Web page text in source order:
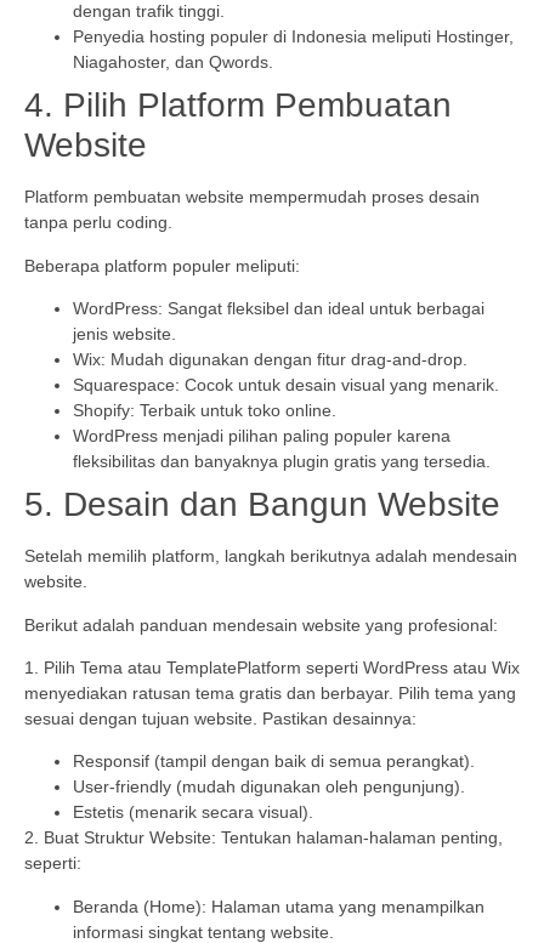
dengan trafik tinggi.
Penyedia hosting populer di Indonesia meliputi Hostinger,
Niagahoster, dan Qwords.
4. Pilih Platform Pembuatan
Website
Platform pembuatan website mempermudah proses desain
tanpa perlu coding.
Beberapa platform populer meliputi:
WordPress: Sangat fleksibel dan ideal untuk berbagai
jenis website.
Wix: Mudah digunakan dengan fitur drag-and-drop.
Squarespace: Cocok untuk desain visual yang menarik.
Shopify: Terbaik untuk toko online.
WordPress menjadi pilihan paling populer karena
fleksibilitas dan banyaknya plugin gratis yang tersedia.
5. Desain dan Bangun Website
Setelah memilih platform, langkah berikutnya adalah mendesain
website.
Berikut adalah panduan mendesain website yang profesional:
1. Pilih Tema atau TemplatePlatform seperti WordPress atau Wix
menyediakan ratusan tema gratis dan berbayar. Pilih tema yang
sesuai dengan tujuan website. Pastikan desainnya:
Responsif (tampil dengan baik di semua perangkat).
User-friendly (mudah digunakan oleh pengunjung).
Estetis (menarik secara visual).
2. Buat Struktur Website: Tentukan halaman-halaman penting,
seperti:
Beranda (Home): Halaman utama yang menampilkan
informasi singkat tentang website.